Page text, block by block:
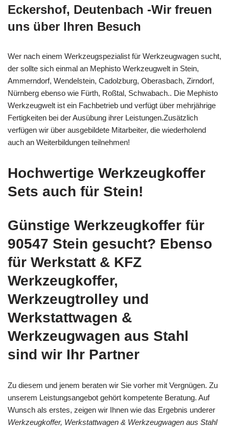
Eckershof, Deutenbach -Wir freuen
uns über Ihren Besuch
Wer nach einem Werkzeugspezialist für Werkzeugwagen sucht,
der sollte sich einmal an Mephisto Werkzeugwelt in Stein,
Ammerndorf, Wendelstein, Cadolzburg, Oberasbach, Zirndorf,
Nürnberg ebenso wie Fürth, Roßtal, Schwabach.. Die Mephisto
Werkzeugwelt ist ein Fachbetrieb und verfügt über mehrjährige
Fertigkeiten bei der Ausübung ihrer Leistungen.Zusätzlich
verfügen wir über ausgebildete Mitarbeiter, die wiederholend
auch an Weiterbildungen teilnehmen!
Hochwertige Werkzeugkoffer
Sets auch für Stein!
Günstige Werkzeugkoffer für
90547 Stein gesucht? Ebenso
für Werkstatt & KFZ
Werkzeugkoffer,
Werkzeugtrolley und
Werkstattwagen &
Werkzeugwagen aus Stahl
sind wir Ihr Partner
Zu diesem und jenem beraten wir Sie vorher mit Vergnügen. Zu
unserem Leistungsangebot gehört kompetente Beratung. Auf
Wunsch als erstes, zeigen wir Ihnen wie das Ergebnis underer
Werkzeugkoffer, Werkstattwagen & Werkzeugwagen aus Stahl